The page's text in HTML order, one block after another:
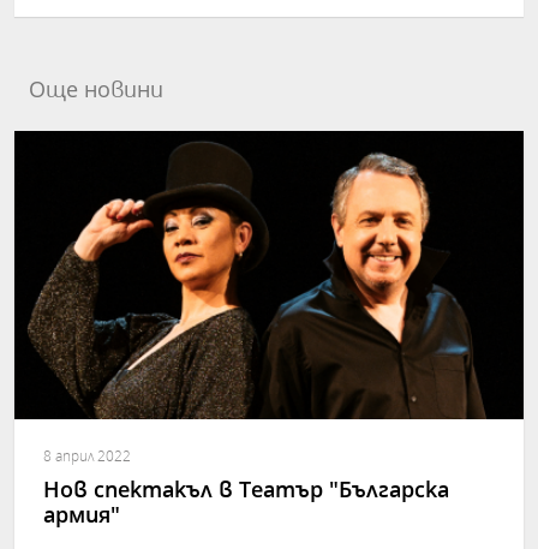
Още новини
8 април 2022
Нов спектакъл в Театър "Българска
армия"